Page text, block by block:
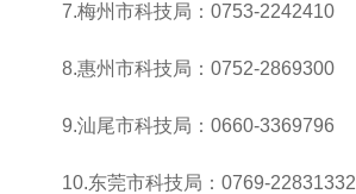
7.梅州市科技局：0753-2242410
8.惠州市科技局：0752-2869300
9.汕尾市科技局：0660-3369796
10.东莞市科技局：0769-22831332